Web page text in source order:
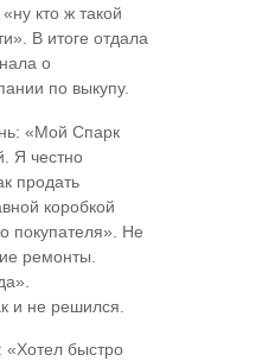
кто ж такой
В итоге отдала
о
по выкупу.
«Мой Спарк
Я честно
продать
коробкой
покупателя». Не
ремонты.
и не решился.
«Хотел быстро